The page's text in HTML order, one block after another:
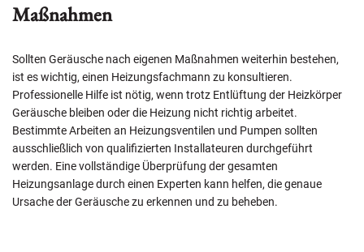
Maßnahmen
Sollten Geräusche nach eigenen Maßnahmen weiterhin bestehen,
ist es wichtig, einen Heizungsfachmann zu konsultieren.
Professionelle Hilfe ist nötig, wenn trotz Entlüftung der Heizkörper
Geräusche bleiben oder die Heizung nicht richtig arbeitet.
Bestimmte Arbeiten an Heizungsventilen und Pumpen sollten
ausschließlich von qualifizierten Installateuren durchgeführt
werden. Eine vollständige Überprüfung der gesamten
Heizungsanlage durch einen Experten kann helfen, die genaue
Ursache der Geräusche zu erkennen und zu beheben.